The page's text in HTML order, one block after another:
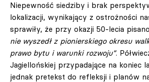
Niepewność siedziby i brak
lokalizacji, wynikający z ostrożności
sprawiły, że przy okazji 50-lecia
nie wyszedł z pionierskiego okresu
prawo bytu i warunki rozwoju”.
Jagiellońskiej przypadające na koniec
jednak pretekst do refleksji i planów